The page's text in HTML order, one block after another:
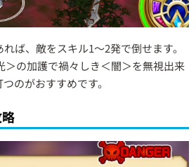
ば、敵をスキル1～2発で倒せます。
＞の加護で禍々しき＜闇＞を無視出来
のがおすすめです。